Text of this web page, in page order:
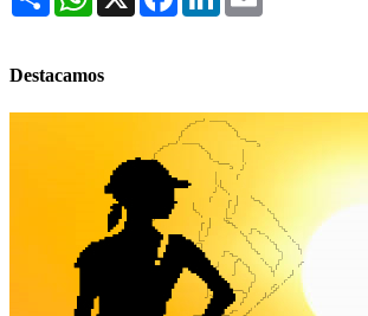
Destacamos